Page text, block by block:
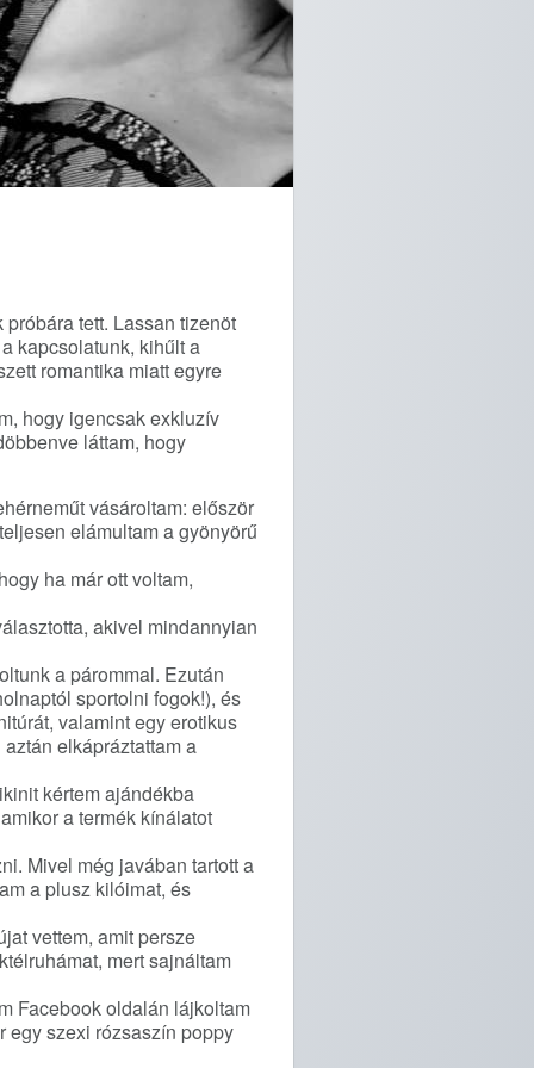
tett. Lassan tizenöt
kapcsolatunk, kihűlt a
romantika miatt egyre
hogy igencsak exkluzív
láttam, hogy
vásároltam: először
elámultam a gyönyörű
ha már ott voltam,
akivel mindannyian
a párommal. Ezután
sportolni fogok!), és
valamint egy erotikus
elkápráztattam a
kértem ajándékba
a termék kínálatot
Mivel még javában tartott a
a plusz kilóimat, és
vettem, amit persze
mert sajnáltam
Facebook oldalán lájkoltam
egy szexi rózsaszín poppy